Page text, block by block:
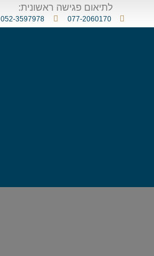
לתיאום פגישה ראשונית:
077-2060170
052-3597978